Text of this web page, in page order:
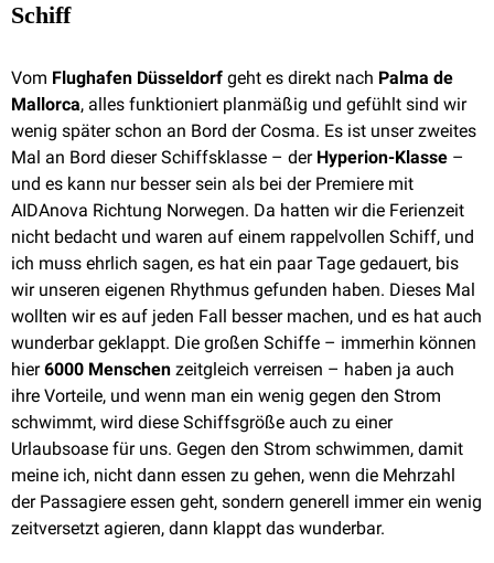
Schiff
Vom Flughafen Düsseldorf geht es direkt nach Palma de
Mallorca, alles funktioniert planmäßig und gefühlt sind wir
wenig später schon an Bord der Cosma. Es ist unser zweites
Mal an Bord dieser Schiffsklasse – der Hyperion-Klasse –
und es kann nur besser sein als bei der Premiere mit
AIDAnova Richtung Norwegen. Da hatten wir die Ferienzeit
nicht bedacht und waren auf einem rappelvollen Schiff, und
ich muss ehrlich sagen, es hat ein paar Tage gedauert, bis
wir unseren eigenen Rhythmus gefunden haben. Dieses Mal
wollten wir es auf jeden Fall besser machen, und es hat auch
wunderbar geklappt. Die großen Schiffe – immerhin können
hier6000 Menschen zeitgleich verreisen – haben ja auch
ihre Vorteile, und wenn man ein wenig gegen den Strom
schwimmt, wird diese Schiffsgröße auch zu einer
Urlaubsoase für uns. Gegen den Strom schwimmen, damit
meine ich, nicht dann essen zu gehen, wenn die Mehrzahl
der Passagiere essen geht, sondern generell immer ein wenig
zeitversetzt agieren, dann klappt das wunderbar.